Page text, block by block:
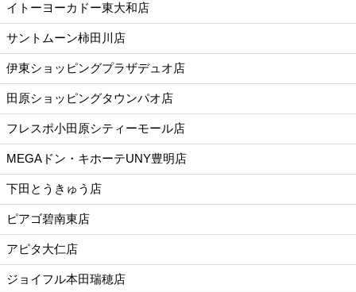
イトーヨーカドー東大和店
サントムーン柿田川店
伊東ショッピングプラザデュオ店
田原ショッピングタウンパオ店
フレスポ小田原シティーモール店
MEGAドン・キホーテUNY豊明店
下田とうきゅう店
ピアゴ碧南東店
アピタ大仁店
ジョイフル本田瑞穂店